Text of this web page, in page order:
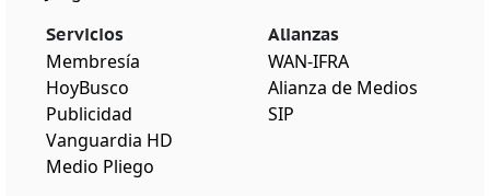
Servicios
Membresía
HoyBusco
Publicidad
Vanguardia HD
Medio Pliego
Alianzas
WAN-IFRA
Alianza de Medios
SIP